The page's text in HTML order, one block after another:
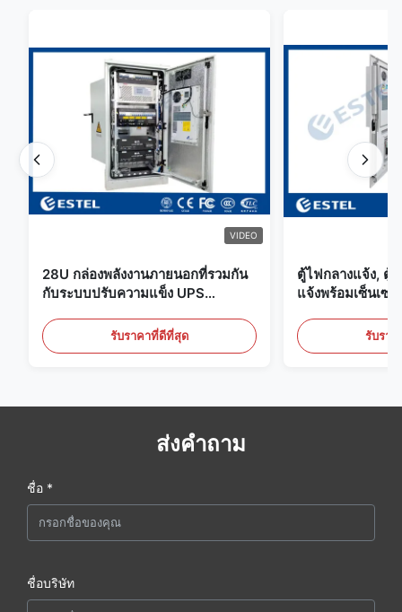
VIDEO
28U กล่องพลังงานภายนอกที่รวมกัน
กับระบบปรับความแข็ง UPS
รับราคาที่ดีที่สุด
ตู้ไฟกลางแจ้ง, ตู้
แจ้งพร้อมเซ็นเซอ
รับรา
ส่งคำถาม
ชื่อ *
ชื่อบริษัท